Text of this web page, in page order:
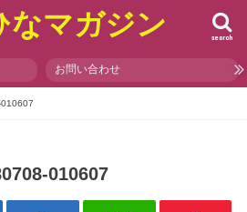
なマガジン search
お問い合わせ
010607